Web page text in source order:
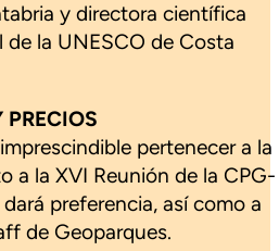
y directora científica
de la UNESCO de Costa
PRECIOS
pertenecer a la
a la XVI Reunión de la CPG-
preferencia, así como a
de Geoparques.